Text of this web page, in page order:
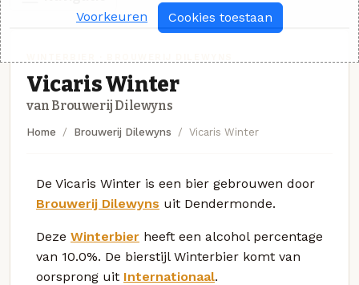
Vicaris Winter
van Brouwerij Dilewyns
Home Brouwerij Dilewyns Vicaris Winter
De Vicaris Winter is een bier gebrouwen door
Brouwerij Dilewyns uit Dendermonde.
Deze Winterbier heeft een alcohol percentage
van 10.0%. De bierstijl Winterbier komt van
oorsprong uit Internationaal.
Voorkeuren Cookies toestaan